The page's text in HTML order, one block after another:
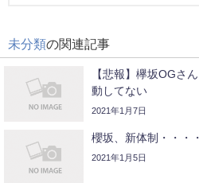
未分類の関連記事
【悲報】欅坂OGさ
動してない
2021年1月7日
櫻坂、新体制・・・
2021年1月5日